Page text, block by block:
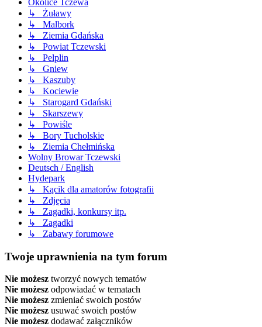
Okolice Tczewa
↳ Żuławy
↳ Malbork
↳ Ziemia Gdańska
↳ Powiat Tczewski
↳ Pelplin
↳ Gniew
↳ Kaszuby
↳ Kociewie
↳ Starogard Gdański
↳ Skarszewy
↳ Powiśle
↳ Bory Tucholskie
↳ Ziemia Chełmińska
Wolny Browar Tczewski
Deutsch / English
Hydepark
↳ Kącik dla amatorów fotografii
↳ Zdjęcia
↳ Zagadki, konkursy itp.
↳ Zagadki
↳ Zabawy forumowe
Twoje uprawnienia na tym forum
Nie możesz tworzyć nowych tematów
Nie możesz odpowiadać w tematach
Nie możesz zmieniać swoich postów
Nie możesz usuwać swoich postów
Nie możesz dodawać załączników